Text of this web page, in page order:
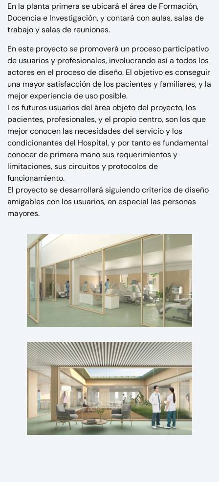
En la planta primera se ubicará el área de Formación,
Docencia e Investigación, y contará con aulas, salas de
trabajo y salas de reuniones.
En este proyecto se promoverá un proceso participativo
de usuarios y profesionales, involucrando así a todos los
actores en el proceso de diseño. El objetivo es conseguir
una mayor satisfacción de los pacientes y familiares, y la
mejor experiencia de uso posible.
Los futuros usuarios del área objeto del proyecto, los
pacientes, profesionales, y el propio centro, son los que
mejor conocen las necesidades del servicio y los
condicionantes del Hospital, y por tanto es fundamental
conocer de primera mano sus requerimientos y
limitaciones, sus circuitos y protocolos de
funcionamiento.
El proyecto se desarrollará siguiendo criterios de diseño
amigables con los usuarios, en especial las personas
mayores.